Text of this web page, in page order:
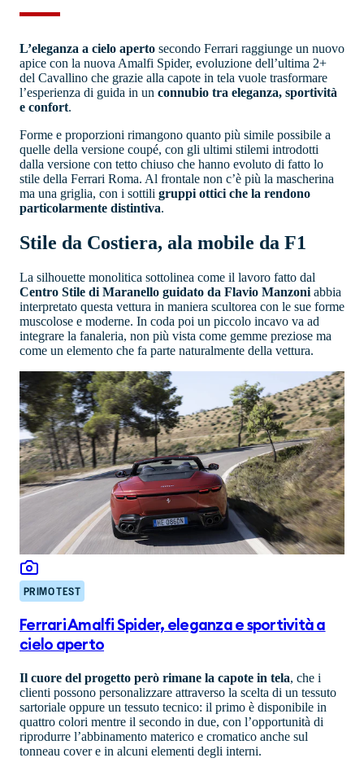
L’eleganza a cielo aperto secondo Ferrari raggiunge un nuovo
apice con la nuova Amalfi Spider, evoluzione dell’ultima 2+
del Cavallino che grazie alla capote in tela vuole trasformare
l’esperienza di guida in un connubio tra eleganza, sportività
e confort.
Forme e proporzioni rimangono quanto più simile possibile a
quelle della versione coupé, con gli ultimi stilemi introdotti
dalla versione con tetto chiuso che hanno evoluto di fatto lo
stile della Ferrari Roma. Al frontale non c’è più la mascherina
ma una griglia, con i sottili gruppi ottici che la rendono
particolarmente distintiva.
Stile da Costiera, ala mobile da F1
La silhouette monolitica sottolinea come il lavoro fatto dal
Centro Stile di Maranello guidato da Flavio Manzoni abbia
interpretato questa vettura in maniera scultorea con le sue forme
muscolose e moderne. In coda poi un piccolo incavo va ad
integrare la fanaleria, non più vista come gemme preziose ma
come un elemento che fa parte naturalmente della vettura.
PRIMO TEST
Ferrari Amalfi Spider, eleganza e sportività a
cielo aperto
Il cuore del progetto però rimane la capote in tela, che i
clienti possono personalizzare attraverso la scelta di un tessuto
sartoriale oppure un tessuto tecnico: il primo è disponibile in
quattro colori mentre il secondo in due, con l’opportunità di
riprodurre l’abbinamento materico e cromatico anche sul
tonneau cover e in alcuni elementi degli interni.